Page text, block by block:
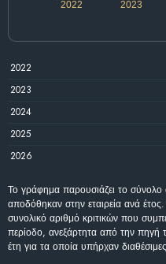
2022 2023
2022
2023
2024
2025
2026
Το γράφημα παρουσιάζει το
αποδόθηκαν στην εταιρεία ανά
συνολικό αριθμό κριτικών που
περίοδο, ανεξάρτητα από την πηγή
έτη για τα οποία υπήρχαν